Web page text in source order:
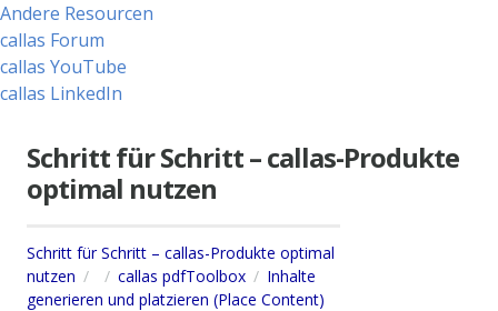
Andere Resourcen
callas Forum
callas YouTube
callas LinkedIn
Schritt für Schritt – callas-Produkte
optimal nutzen
Schritt für Schritt – callas-Produkte optimal
nutzen
callas pdfToolbox
Inhalte
generieren und platzieren (Place Content)